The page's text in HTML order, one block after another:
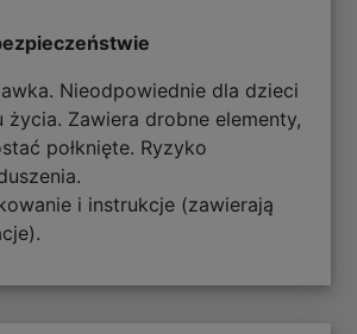
Nieodpowiednie dla dzieci
życia. Zawiera drobne elementy,
połknięte. Ryzyko
i instrukcje (zawierają